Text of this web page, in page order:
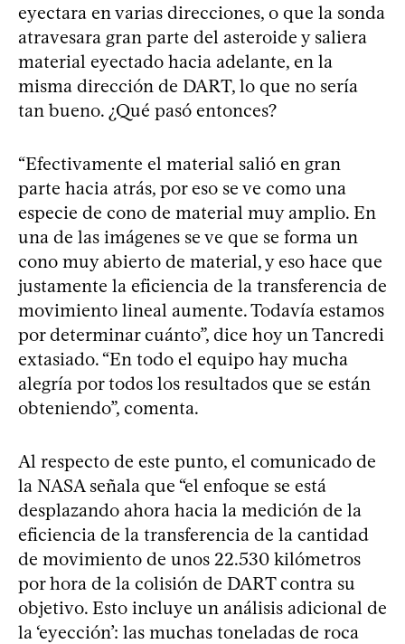
eyectara en varias direcciones, o que la sonda
atravesara gran parte del asteroide y saliera
material eyectado hacia adelante, en la
misma dirección de DART, lo que no sería
tan bueno. ¿Qué pasó entonces?
“Efectivamente el material salió en gran
parte hacia atrás, por eso se ve como una
especie de cono de material muy amplio. En
una de las imágenes se ve que se forma un
cono muy abierto de material, y eso hace que
justamente la eficiencia de la transferencia de
movimiento lineal aumente. Todavía estamos
por determinar cuánto”, dice hoy un Tancredi
extasiado. “En todo el equipo hay mucha
alegría por todos los resultados que se están
obteniendo”, comenta.
Al respecto de este punto, el comunicado de
la NASA señala que “el enfoque se está
desplazando ahora hacia la medición de la
eficiencia de la transferencia de la cantidad
de movimiento de unos 22.530 kilómetros
por hora de la colisión de DART contra su
objetivo. Esto incluye un análisis adicional de
la ‘eyección’: las muchas toneladas de roca